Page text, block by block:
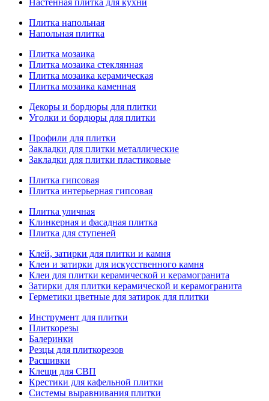
Настенная плитка для кухни
Плитка напольная
Напольная плитка
Плитка мозаика
Плитка мозаика стеклянная
Плитка мозаика керамическая
Плитка мозаика каменная
Декоры и бордюры для плитки
Уголки и бордюры для плитки
Профили для плитки
Закладки для плитки металлические
Закладки для плитки пластиковые
Плитка гипсовая
Плитка интерьерная гипсовая
Плитка уличная
Клинкерная и фасадная плитка
Плитка для ступеней
Клей, затирки для плитки и камня
Клеи и затирки для искусственного камня
Клеи для плитки керамической и керамогранита
Затирки для плитки керамической и керамогранита
Герметики цветные для затирок для плитки
Инструмент для плитки
Плиткорезы
Балеринки
Резцы для плиткорезов
Расшивки
Клещи для СВП
Крестики для кафельной плитки
Системы выравнивания плитки